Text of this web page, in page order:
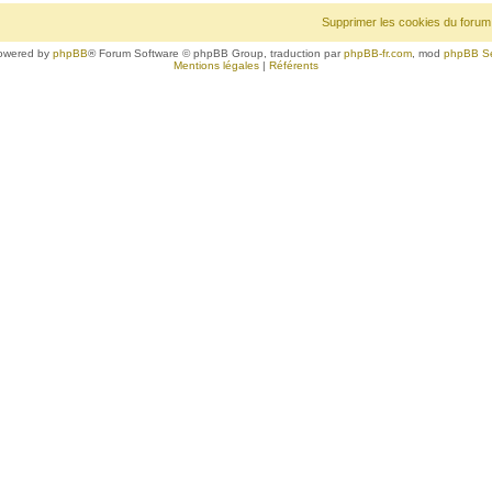
Supprimer les cookies du forum
by phpBB® Forum Software © phpBB Group, traduction parphpBB-fr.com , mod phpBB
Mentions légales | Référents